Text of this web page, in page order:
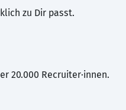
zu Dir passt.
20.000 Recruiter·innen.